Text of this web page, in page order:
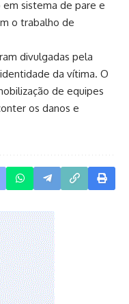
sistema de pare e
o trabalho de
divulgadas pela
da vítima. O
de equipes
os danos e